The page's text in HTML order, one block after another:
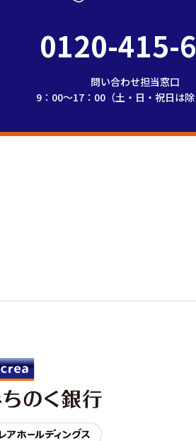
0120-415-
問い合わせ担当窓口
9：00～17：00（土・日・祝日は除